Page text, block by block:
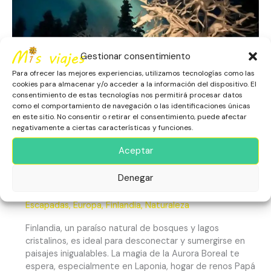
Gestionar consentimiento
Para ofrecer las mejores experiencias, utilizamos tecnologías como las
cookies para almacenar y/o acceder a la información del dispositivo. El
consentimiento de estas tecnologías nos permitirá procesar datos
como el comportamiento de navegación o las identificaciones únicas
en este sitio. No consentir o retirar el consentimiento, puede afectar
negativamente a ciertas características y funciones.
Aceptar
Denegar
Finlandia: Naturaleza Inmensa,
Cultura Única y Magia Ártica
Escapadas,Europa,Finlandia,Naturaleza
Finlandia, un paraíso natural de bosques y lagos
cristalinos, es ideal para desconectar y sumergirse en
paisajes inigualables. La magia de la Aurora Boreal te
espera, especialmente en Laponia, hogar de renos Papá
Magia
Ártica